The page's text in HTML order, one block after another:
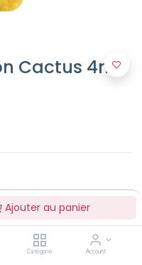
Ajouter au panier
Catégorie Account
Cactus 4m+
panier